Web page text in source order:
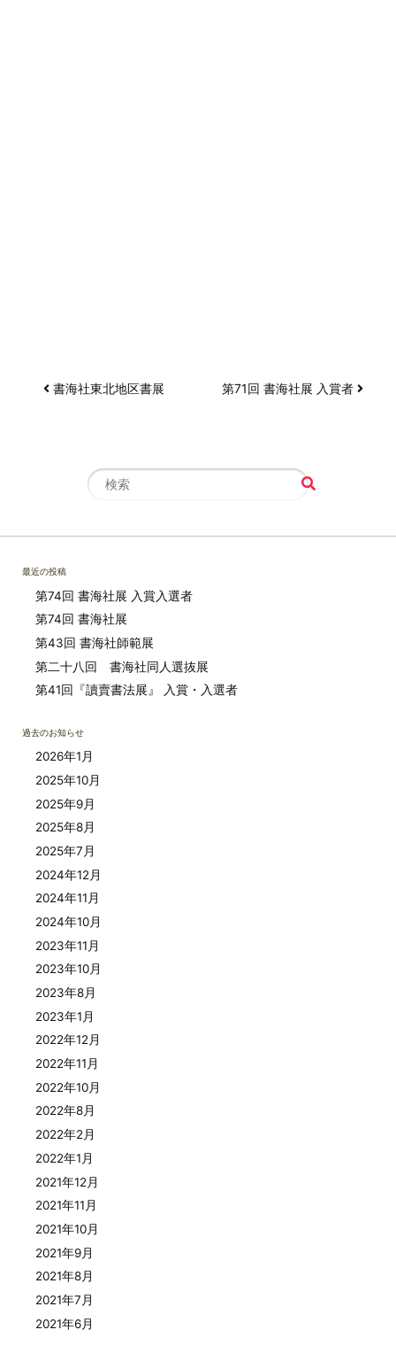
書海社東北地区書展 第71回 書海社展 入賞者
最近の投稿
第74回 書海社展 入賞入選者
第74回 書海社展
第43回 書海社師範展
第二十八回 書海社同人選抜展
第41回『讀賣書法展』 入賞・入選者
過去のお知らせ
2026年1月
2025年10月
2025年9月
2025年8月
2025年7月
2024年12月
2024年11月
2024年10月
2023年11月
2023年10月
2023年8月
2023年1月
2022年12月
2022年11月
2022年10月
2022年8月
2022年2月
2022年1月
2021年12月
2021年11月
2021年10月
2021年9月
2021年8月
2021年7月
2021年6月